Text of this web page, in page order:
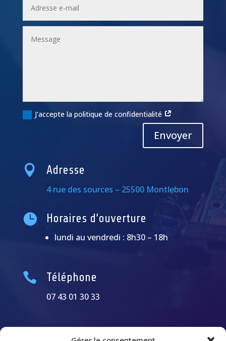
J'accepte la politique de confidentialité
Envoyer
 Adresse
4 rue des sources – 25500 Montlebon
 Horaires d’ouverture
lundi au vendredi : 8h30 – 18h
 Téléphone
07 43 01 30 33